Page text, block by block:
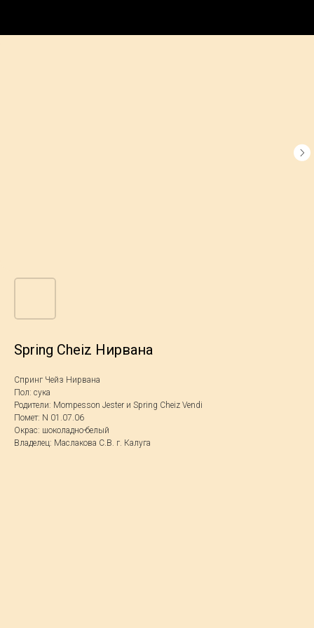
Spring Cheiz Нирвана
Спринг Чейз Нирвана
Пол: сука
Родители: Mompesson Jester и Spring Cheiz Vendi
Помет: N 01.07.06
Окрас: шоколадно-белый
Владелец: Маслакова С.В. г. Калуга